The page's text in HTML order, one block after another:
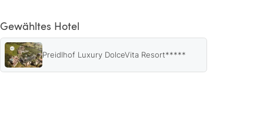
Gewähltes Hotel
Preidlhof Luxury DolceVita Resort*****